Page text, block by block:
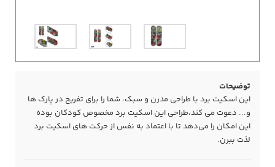
توضیحات
این اسکیت برد با طراحی مدرن و سبک، شما را برای تفریح در پارک ها
و... دعوت می کند،طراحی این اسکیت برد مخصوص کودکان بوده
این امکان را می‌دهد تا با اعتماد به نفس از حرکت های اسکیت برد
لذت ببرن.